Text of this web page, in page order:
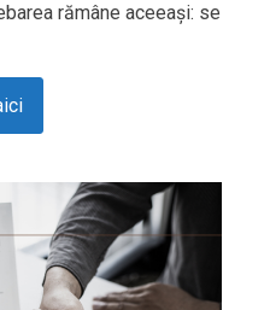
rămâne aceeași: se